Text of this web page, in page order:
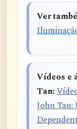
Ver
Vídeos e
Tan:
John